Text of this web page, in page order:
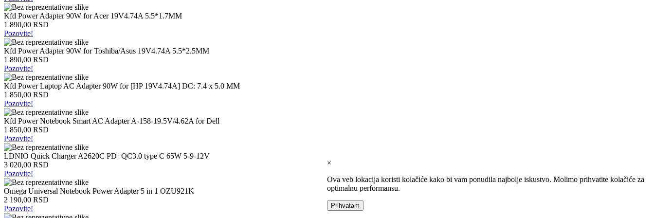
Intel
procesori
AMD
procesori
Memorije
Memorije
za
stone
računare
Memorije
za
laptop
računare
Hard
diskovi
Tradicionalni
hard
diskovi
SSD
Eksterni
hard
diskovi
Kfd Power Adapter 90W for Acer 19V4.74A 5.5*1.7MM
1 890,00 RSD
Pozovite!
Kfd Power Adapter 90W for Toshiba/Asus 19V4.74A 5.5*2.5MM
1 890,00 RSD
Pozovite!
Kfd Power Laptop AC Adapter 90W for [HP 19V4.74A] DC: 7.4 x 5.0 MM
1 850,00 RSD
Pozovite!
Kfd Power Notebook Smart AC Adapter A-158-19.5V/4.62A for Dell
1 850,00 RSD
Pozovite!
LDNIO Quick Charger A2620C PD+QC3.0 type C 65W 5-9-12V
3 020,00 RSD
Pozovite!
Omega Universal Notebook Power Adapter 5 in 1 OZU921K
2 190,00 RSD
Pozovite!
×
Ova veb lokacija koristi kolačiće kako bi vam ponudila najbolje iskustvo. Molimo prihvatite kolačiće za
optimalnu performansu.
Prihvatam